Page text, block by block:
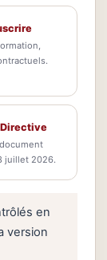
juillet 2026.
en
version